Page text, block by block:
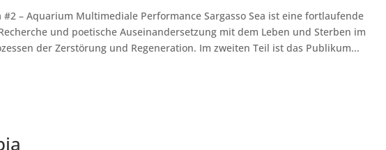
#2 – Aquarium Multimediale Performance Sargasso Sea ist eine fortlaufende
und poetische Auseinandersetzung mit dem Leben und Sterben im
der Zerstörung und Regeneration. Im zweiten Teil ist das Publikum...